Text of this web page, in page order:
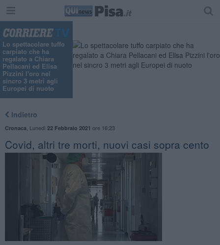
Lo spettacolare tuffo
carpiato che ha
regalato a Chiara
Pellacani ed Elisa
Pizzini l'oro nel
sincro 3 metri agli
Europei di nuoto
Indietro
Cronaca Lunedì 22 Febbraio 2021 ore 16:23
Covid, altri tre morti, nuovi casi sopra cento